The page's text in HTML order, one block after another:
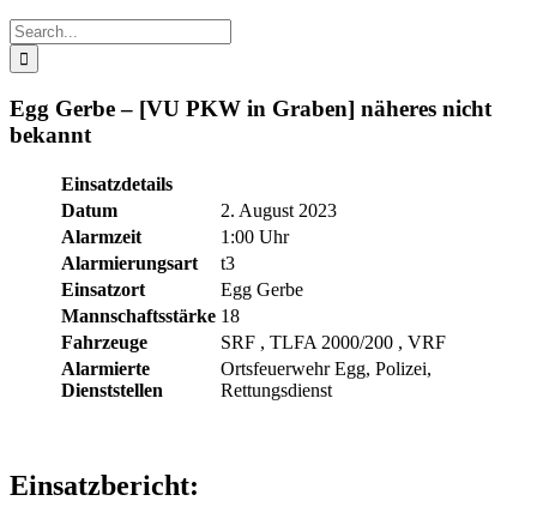
Search
for:
Egg Gerbe – [VU PKW in Graben] näheres nicht
bekannt
Einsatzdetails
Datum
2. August 2023
Alarmzeit
1:00 Uhr
Alarmierungsart
t3
Einsatzort
Egg Gerbe
Mannschaftsstärke 18
Fahrzeuge
SRF , TLFA 2000/200 , VRF
Alarmierte
Dienststellen
Ortsfeuerwehr Egg, Polizei,
Rettungsdienst
Einsatzbericht: